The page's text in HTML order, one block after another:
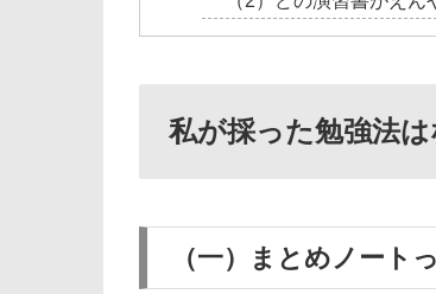
私が採った勉強法
（一）まとめノート